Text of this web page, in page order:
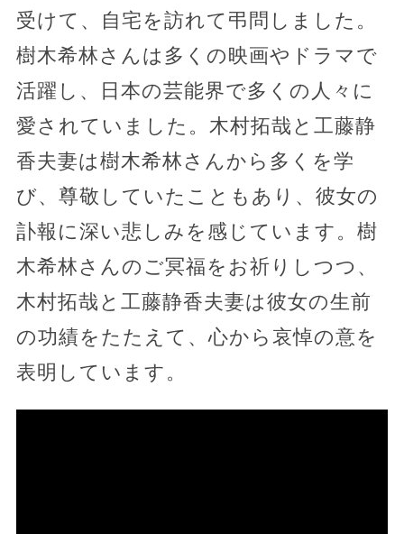
受けて、自宅を訪れて弔問しました。
樹木希林さんは多くの映画やドラマで
活躍し、日本の芸能界で多くの人々に
愛されていました。木村拓哉と工藤静
香夫妻は樹木希林さんから多くを学
び、尊敬していたこともあり、彼女の
訃報に深い悲しみを感じています。樹
木希林さんのご冥福をお祈りしつつ、
木村拓哉と工藤静香夫妻は彼女の生前
の功績をたたえて、心から哀悼の意を
表明しています。